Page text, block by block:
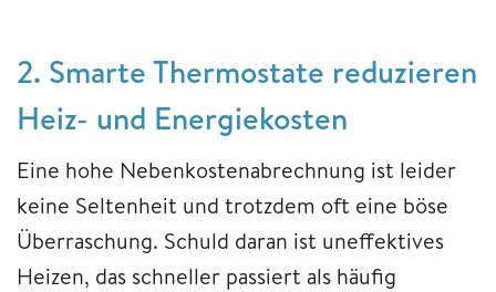
2. Smarte Thermostate reduzieren
Heiz- und Energiekosten
Eine hohe Nebenkostenabrechnung ist leider
keine Seltenheit und trotzdem oft eine böse
Überraschung. Schuld daran ist uneffektives
Heizen, das schneller passiert als häufig